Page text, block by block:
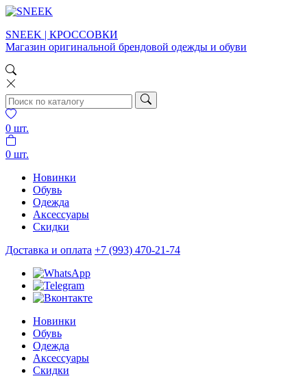
SNEEK | КРОССОВКИ
Магазин оригинальной брендовой одежды и обуви
0 шт.
0 шт.
Новинки
Обувь
Одежда
Аксессуары
Скидки
Доставка и оплата +7 (993) 470-21-74
Новинки
Обувь
Одежда
Аксессуары
Скидки